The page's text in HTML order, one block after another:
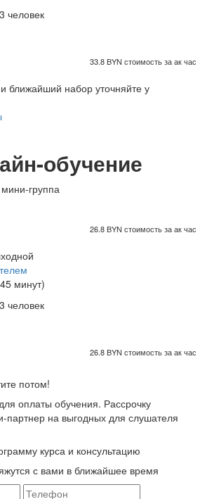
человек
33.8 BYN стоимость за ак час
ближайший набор уточняйте у
обучение
группа
26.8 BYN стоимость за ак час
минут)
человек
26.8 BYN стоимость за ак час
потом!
оплаты обучения. Рассрочку
партнер на выгодных для слушателя
курса и консультацию
с вами в ближайшее время